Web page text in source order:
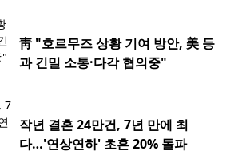
靑 "호르무즈 상황 기여 방안, 美 등
과 긴밀 소통·다각 협의중"
작년 결혼 24만건, 7년 만에 최
다…'연상연하' 초혼 20% 돌파